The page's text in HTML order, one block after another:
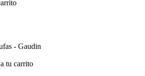
tu carrito